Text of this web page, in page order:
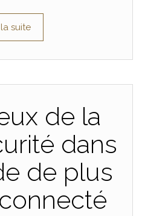
suite
de la
dans
de plus